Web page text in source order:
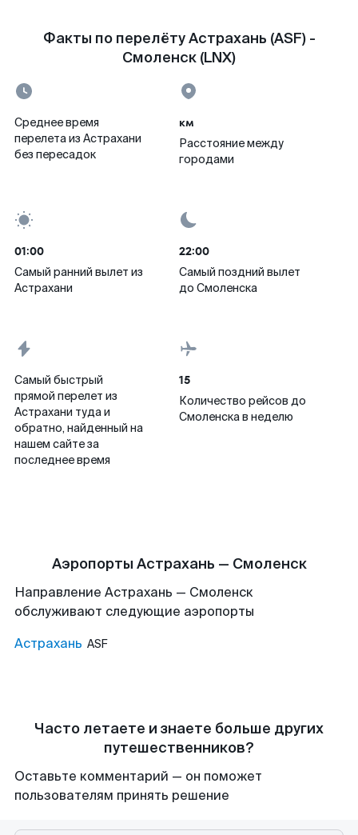
Факты по перелёту Астрахань (ASF) -
Смоленск (LNX)
Среднее время
перелета из Астрахани
без пересадок
км
Расстояние между
городами
01:00
Самый ранний вылет из
Астрахани
22:00
Самый поздний вылет
до Смоленска
Самый быстрый
прямой перелет из
Астрахани туда и
обратно, найденный на
нашем сайте за
последнее время
15
Количество рейсов до
Смоленска в неделю
Аэропорты Астрахань — Смоленск
Направление Астрахань — Смоленск
обслуживают следующие аэропорты
Астрахань ASF
Часто летаете и знаете больше других
путешественников?
Оставьте комментарий — он поможет
пользователям принять решение